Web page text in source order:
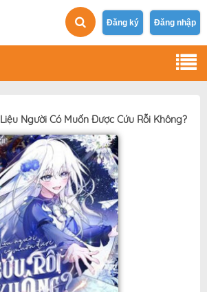
Đăng ký Đăng nhập
Liệu Người Có Muốn Được Cứu Rỗi Không?